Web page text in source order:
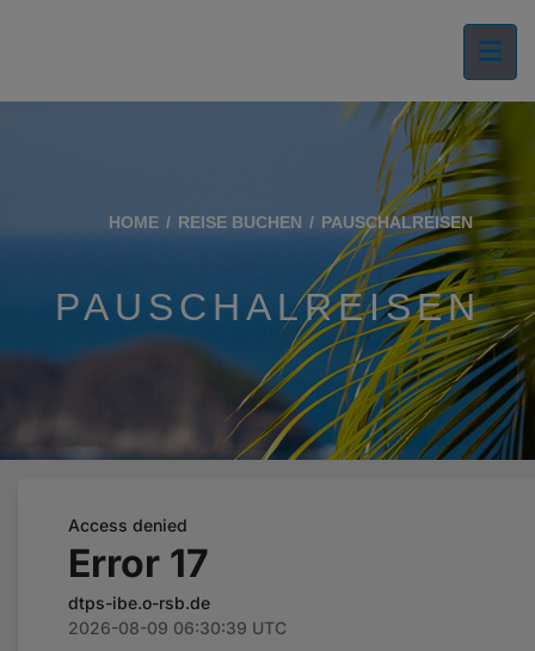
HOME REISE BUCHEN PAUSCHALREISEN
PAUSCHALREISEN